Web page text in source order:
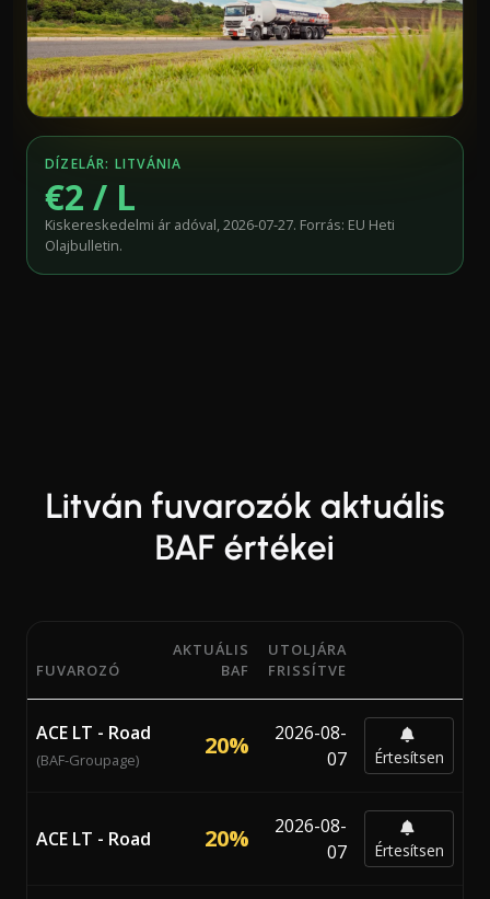
DÍZELÁR: LITVÁNIA
€2 / L
Kiskereskedelmi ár adóval, 2026-07-27. Forrás: EU Heti
Olajbulletin.
Litván fuvarozók aktuális
BAF értékei
Aktuális Bunker Adjustment Factor (BAF) százalékok
FUVAROZÓ
AKTUÁLIS
BAF
UTOLJÁRA
FRISSÍTVE
ACE LT - Road
(BAF-Groupage) 20%
2026-08-
07
Értesítsen
ACE LT - Road 20%
2026-08-
07
Értesítsen